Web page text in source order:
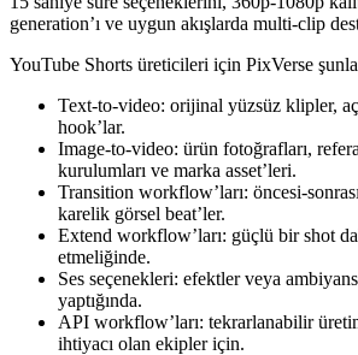
generation’ı ve uygun akışlarda multi-clip
YouTube Shorts üreticileri için PixVerse
Text-to-video: orijinal yüzsüz klipler,
hook’lar.
Image-to-video: ürün fotoğrafları,
kurulumları ve marka asset’leri.
Transition workflow’ları: öncesi-
karelik görsel beat’ler.
Extend workflow’ları: güçlü bir shot
etmeliğinde.
Ses seçenekleri: efektler veya
yaptığında.
API workflow’ları: tekrarlanabilir
ihtiyacı olan ekipler için.